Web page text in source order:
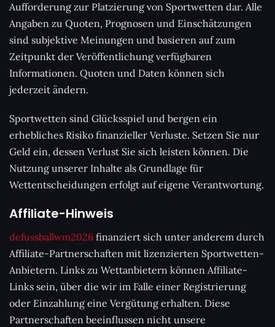
Aufforderung zur Platzierung von Sportwetten dar. Alle
Angaben zu Quoten, Prognosen und Einschätzungen
sind subjektive Meinungen und basieren auf zum
Zeitpunkt der Veröffentlichung verfügbaren
Informationen. Quoten und Daten können sich
jederzeit ändern.
Sportwetten sind Glücksspiel und bergen ein
erhebliches Risiko finanzieller Verluste. Setzen Sie nur
Geld ein, dessen Verlust Sie sich leisten können. Die
Nutzung unserer Inhalte als Grundlage für
Wettentscheidungen erfolgt auf eigene Verantwortung.
Affiliate-Hinweis
defussballwm2026 finanziert sich unter anderem durch
Affiliate-Partnerschaften mit lizenzierten Sportwetten-
Anbietern. Links zu Wettanbietern können Affiliate-
Links sein, über die wir im Falle einer Registrierung
oder Einzahlung eine Vergütung erhalten. Diese
Partnerschaften beeinflussen nicht unsere